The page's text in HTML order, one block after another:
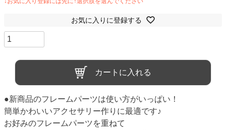
お気に入りに登録する
カートに入れる
●新商品のフレームパーツは使い方がいっぱい！
簡単かわいいアクセサリー作りに最適です♪
お好みのフレームパーツを重ねて